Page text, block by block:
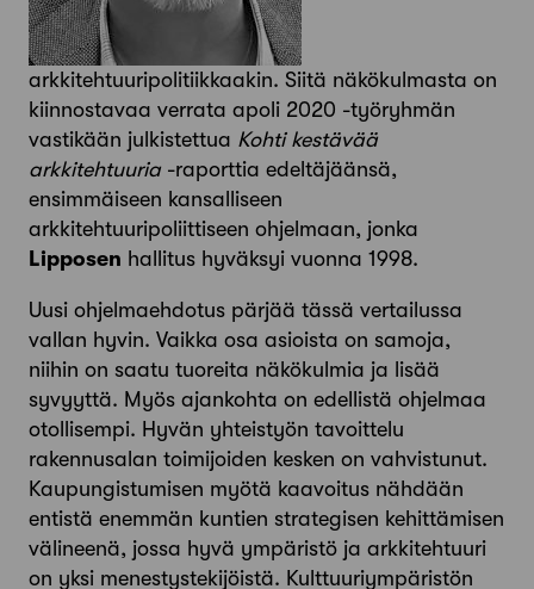
arkkitehtuuripolitiikkaakin. Siitä näkökulmasta on
kiinnostavaa verrata apoli 2020 -työryhmän
vastikään julkistettua Kohti kestävää
arkkitehtuuria -raporttia edeltäjäänsä,
ensimmäiseen kansalliseen
arkkitehtuuripoliittiseen ohjelmaan, jonka
Lipposen hallitus hyväksyi vuonna 1998.
Uusi ohjelmaehdotus pärjää tässä vertailussa
vallan hyvin. Vaikka osa asioista on samoja,
niihin on saatu tuoreita näkökulmia ja lisää
syvyyttä. Myös ajankohta on edellistä ohjelmaa
otollisempi. Hyvän yhteistyön tavoittelu
rakennusalan toimijoiden kesken on vahvistunut.
Kaupungistumisen myötä kaavoitus nähdään
entistä enemmän kuntien strategisen kehittämisen
välineenä, jossa hyvä ympäristö ja arkkitehtuuri
on yksi menestystekijöistä. Kulttuuriympäristön